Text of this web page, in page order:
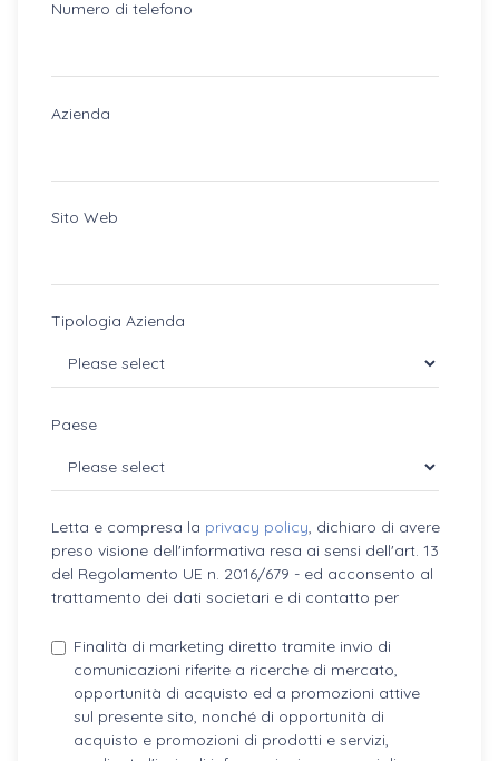
Numero di telefono
Azienda
Sito Web
Tipologia Azienda
Paese
Letta e compresa la privacy policy, dichiaro di avere
preso visione dell'informativa resa ai sensi dell'art. 13
del Regolamento UE n. 2016/679 - ed acconsento al
trattamento dei dati societari e di contatto per
Finalità di marketing diretto tramite invio di
comunicazioni riferite a ricerche di mercato,
opportunità di acquisto ed a promozioni attive
sul presente sito, nonché di opportunità di
acquisto e promozioni di prodotti e servizi,